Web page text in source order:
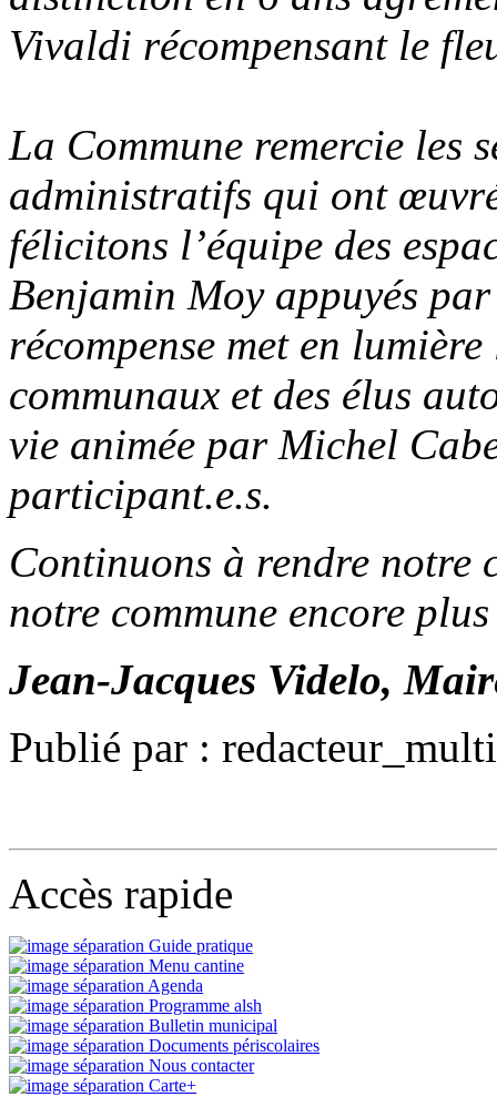
Vivaldi récompensant le
La Commune remercie les
administratifs qui ont
félicitons l’équipe des
Benjamin Moy appuyés
récompense met en
communaux et des élus
vie animée par Michel
participant.e.s.
Continuons à rendre notre
notre commune encore
Jean-Jacques Videlo,
Publié par :
Accès rapide
Guide pratique
Menu cantine
Agenda
Programme alsh
Bulletin municipal
Documents périscolaires
Nous contacter
Carte+